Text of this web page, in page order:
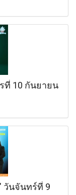
ที่ 10 กันยายน
วันจันทร์ที่ 9